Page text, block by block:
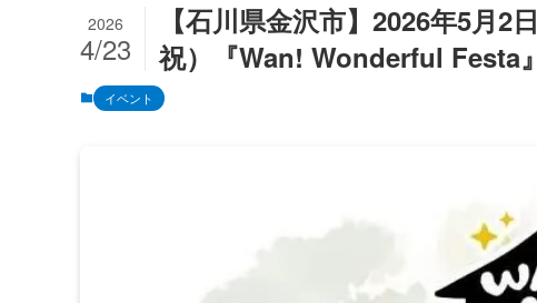
【石川県金沢市】2026年5月2
祝）『Wan! Wonderful Festa
2026
4/23
イベント